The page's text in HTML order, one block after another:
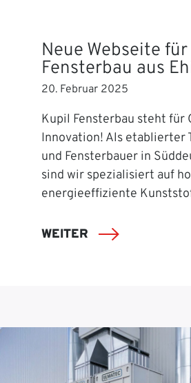
Neue Webseite
Fensterbau aus
20. Februar 2025
Kupil Fensterbau steht für
Innovation! Als etablierter
und Fensterbauer in
sind wir spezialisiert auf
energieeffiziente
WEITER